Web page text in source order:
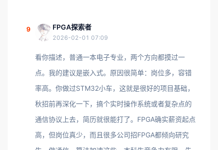
9 FPGA探索者
2026-02-01 07:09
看你描述，普通一本电子专业，两个方向都摸过一
点。我的建议是嵌入式。原因很简单：岗位多，容错
率高。你做过STM32小车，这就是很好的项目基础，
秋招前再深化一下，搞个实时操作系统或者复杂点的
通信协议上去，简历就很能打了。FPGA确实薪资起点
高，但岗位真少，而且很多公司招FPGA都倾向研究